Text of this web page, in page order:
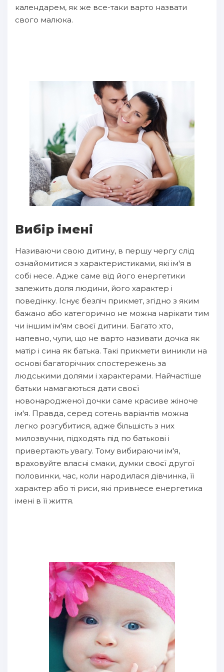
календарем, як же все-таки варто назвати
свого малюка.
Вибір імені
Називаючи свою дитину, в першу чергу слід
ознайомитися з характеристиками, які ім'я в
собі несе. Адже саме від його енергетики
залежить доля людини, його характер і
поведінку. Існує безліч прикмет, згідно з яким
бажано або категорично не можна нарікати тим
чи іншим ім'ям своєї дитини. Багато хто,
напевно, чули, що не варто називати дочка як
матір і сина як батька. Такі прикмети виникли на
основі багаторічних спостережень за
людськими долями і характерами. Найчастіше
батьки намагаються дати своєї
новонародженої дочки саме красиве жіноче
ім'я. Правда, серед сотень варіантів можна
легко розгубитися, адже більшість з них
милозвучни, підходять під по батькові і
привертають увагу. Тому вибираючи ім'я,
враховуйте власні смаки, думки своєї другої
половинки, час, коли народилася дівчинка, її
характер або ті риси, які привнесе енергетика
імені в її життя.